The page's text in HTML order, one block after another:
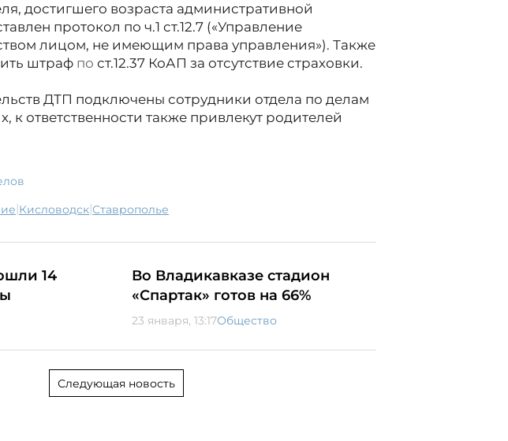
достигшего возраста административной
протокол по ч.1 ст.12.7 («Управление
лицом, не имеющим права управления»). Также
штраф по ст.12.37 КоАП за отсутствие страховки.
ДТП подключены сотрудники отдела по делам
к ответственности также привлекут родителей
| Кисловодск| Ставрополье
14
Во Владикавказе стадион
«Спартак» готов на 66%
23 января, 13:17Общество
Следующая новость